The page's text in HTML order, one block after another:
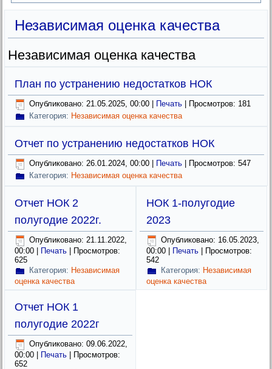
Независимая оценка качества
Независимая оценка качества
План по устранению недостатков НОК
Опубликовано: 21.05.2025, 00:00 Печать
| Просмотров: 181
Категория: Независимая оценка качества
Отчет по устранению недостатков НОК
Опубликовано: 26.01.2024, 00:00 Печать
| Просмотров: 547
Категория: Независимая оценка качества
Отчет НОК 2
полугодие 2022г.
Опубликовано: 21.11.2022,
00:00
Печать
| Просмотров:
625
Категория: Независимая
оценка качества
НОК 1-полугодие
2023
Опубликовано: 16.05.2023,
00:00| Печать
| Просмотров:
542
Категория: Независимая
оценка качества
Отчет НОК 1
полугодие 2022г
Опубликовано: 09.06.2022,
00:00
Печать
| Просмотров:
652